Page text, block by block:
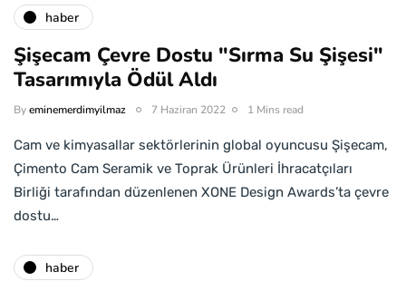
haber
Şişecam Çevre Dostu "Sırma Su Şişesi"
Tasarımıyla Ödül Aldı
Byeminemerdimyilmaz 7 Haziran 2022 1 Mins read
Cam ve kimyasallar sektörlerinin global oyuncusu Şişecam,
Çimento Cam Seramik ve Toprak Ürünleri İhracatçıları
Birliği tarafından düzenlenen XONE Design Awards’ta çevre
dostu…
haber